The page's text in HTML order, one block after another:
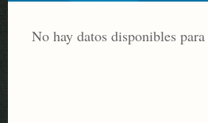
No hay datos disponibles